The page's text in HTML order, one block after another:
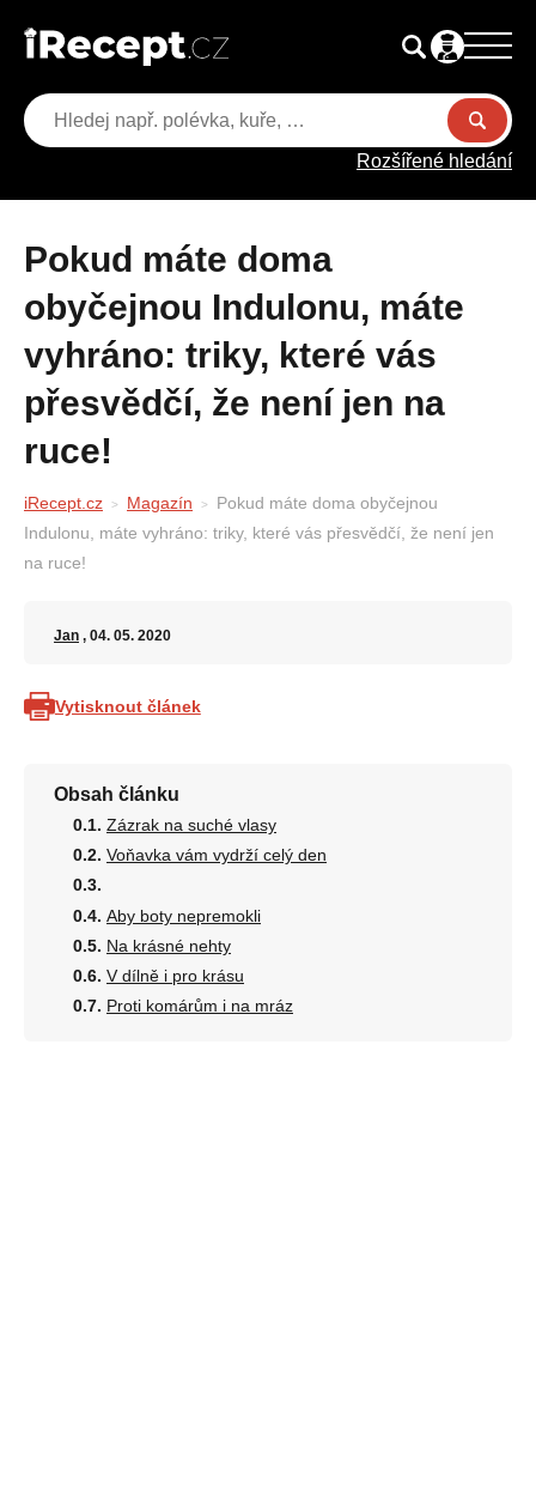
Rozšířené hledání
Pokud máte doma
obyčejnou Indulonu, máte
vyhráno: triky, které vás
přesvědčí, že není jen na
ruce!
iRecept.cz Magazín
Pokud máte doma obyčejnou
Indulonu, máte vyhráno: triky, které vás přesvědčí, že není jen
na ruce!
Jan , 04. 05. 2020
Vytisknout článek
Obsah článku
Zázrak na suché vlasy
Voňavka vám vydrží celý den
Aby boty nepremokli
Na krásné nehty
V dílně i pro krásu
Proti komárům i na mráz